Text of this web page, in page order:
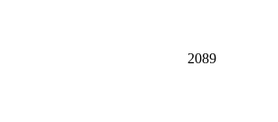
2089